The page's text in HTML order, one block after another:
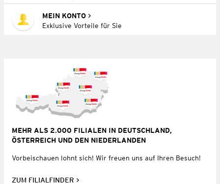
MEIN KONTO
Exklusive Vorteile für Sie
MEHR ALS 2.000 FILIALEN IN DEUTSCHLAND,
ÖSTERREICH UND DEN NIEDERLANDEN
Vorbeischauen lohnt sich! Wir freuen uns auf Ihren Besuch!
ZUM FILIALFINDER